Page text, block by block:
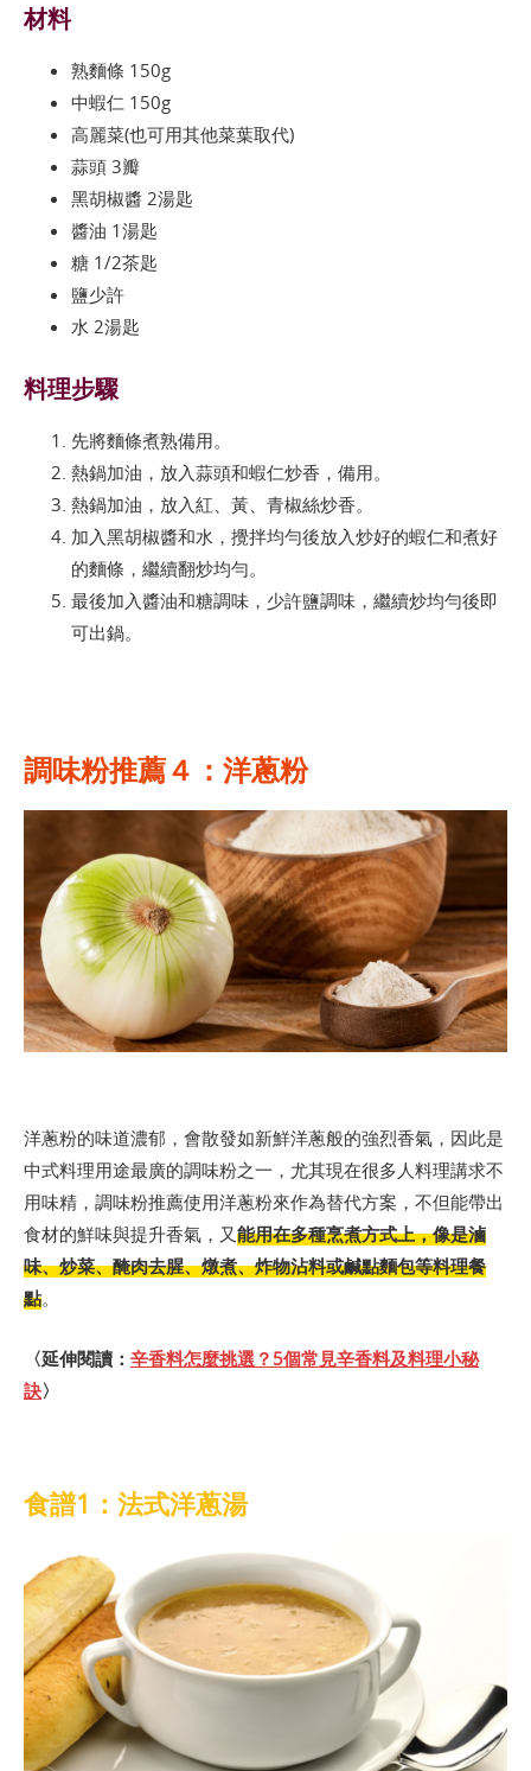
材料
熟麵條 150g
中蝦仁 150g
高麗菜(也可用其他菜葉取代)
蒜頭 3瓣
黑胡椒醬 2湯匙
醬油 1湯匙
糖 1/2茶匙
鹽少許
水 2湯匙
料理步驟
先將麵條煮熟備用。
熱鍋加油，放入蒜頭和蝦仁炒香，備用。
熱鍋加油，放入紅、黃、青椒絲炒香。
加入黑胡椒醬和水，攪拌均勻後放入炒好的蝦仁和煮好
的麵條，繼續翻炒均勻。
最後加入醬油和糖調味，少許鹽調味，繼續炒均勻後即
可出鍋。
調味粉推薦４：洋蔥粉
洋蔥粉的味道濃郁，會散發如新鮮洋蔥般的強烈香氣，因此是
中式料理用途最廣的調味粉之一，尤其現在很多人料理講求不
用味精，調味粉推薦使用洋蔥粉來作為替代方案，不但能帶出
食材的鮮味與提升香氣，又能用在多種烹煮方式上，像是滷
味、炒菜、醃肉去腥、燉煮、炸物沾料或鹹點麵包等料理餐
點。
〈延伸閱讀： 辛香料怎麼挑選？5個常見辛香料及料理小秘
訣〉
食譜1：法式洋蔥湯